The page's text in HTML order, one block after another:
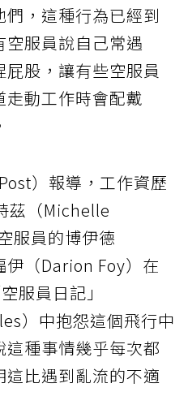
，這種行為已經到
服員說自己常遇
股，讓有些空服員
動工作時會配戴
）報導，工作資歷
茲（Michelle
服員的博伊德
伊（Darion Foy）在
服員日記」
）中抱怨這個飛行中
種事情幾乎每次都
比遇到亂流的不適